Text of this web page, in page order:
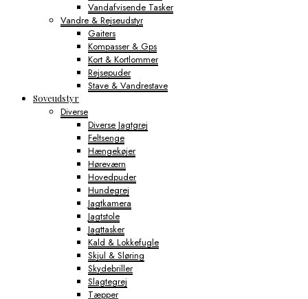
Vandafvisende Tasker
Vandre & Rejseudstyr
Gaiters
Kompasser & Gps
Kort & Kortlommer
Rejsepuder
Stave & Vandrestave
Soveudstyr
Diverse
Diverse Jagtgrej
Feltsenge
Hængekøjer
Høreværn
Hovedpuder
Hundegrej
Jagtkamera
Jagtstole
Jagttasker
Kald & Lokkefugle
Skjul & Sløring
Skydebriller
Slagtegrej
Tæpper